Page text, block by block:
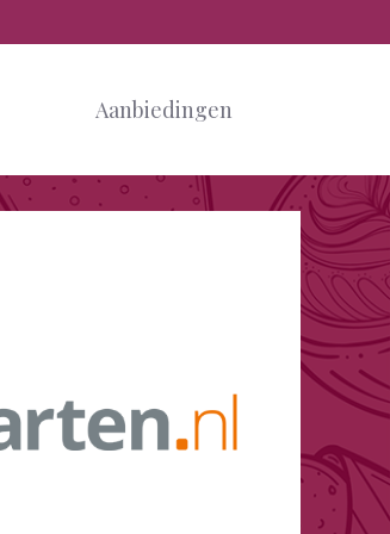
Aanbiedingen